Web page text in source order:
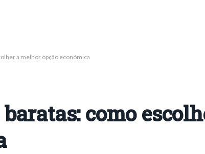
a melhor opção económica
como